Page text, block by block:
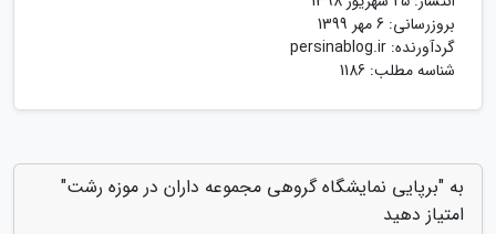
بروزرسانی: 6 مهر 1399
گردآورنده: persinablog.ir
شناسه مطلب: 1186
به "برپایی نمایشگاه گروهی مجموعه داران در موزه رشت"
امتیاز دهید